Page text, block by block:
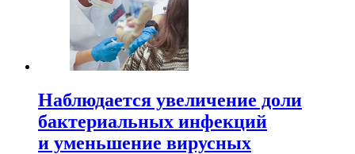
Наблюдается увеличение доли
бактериальных инфекций
и уменьшение вирусных